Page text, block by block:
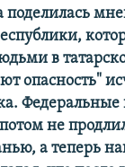
поделилась
в
опасность​"
Федеральные
не
а теперь